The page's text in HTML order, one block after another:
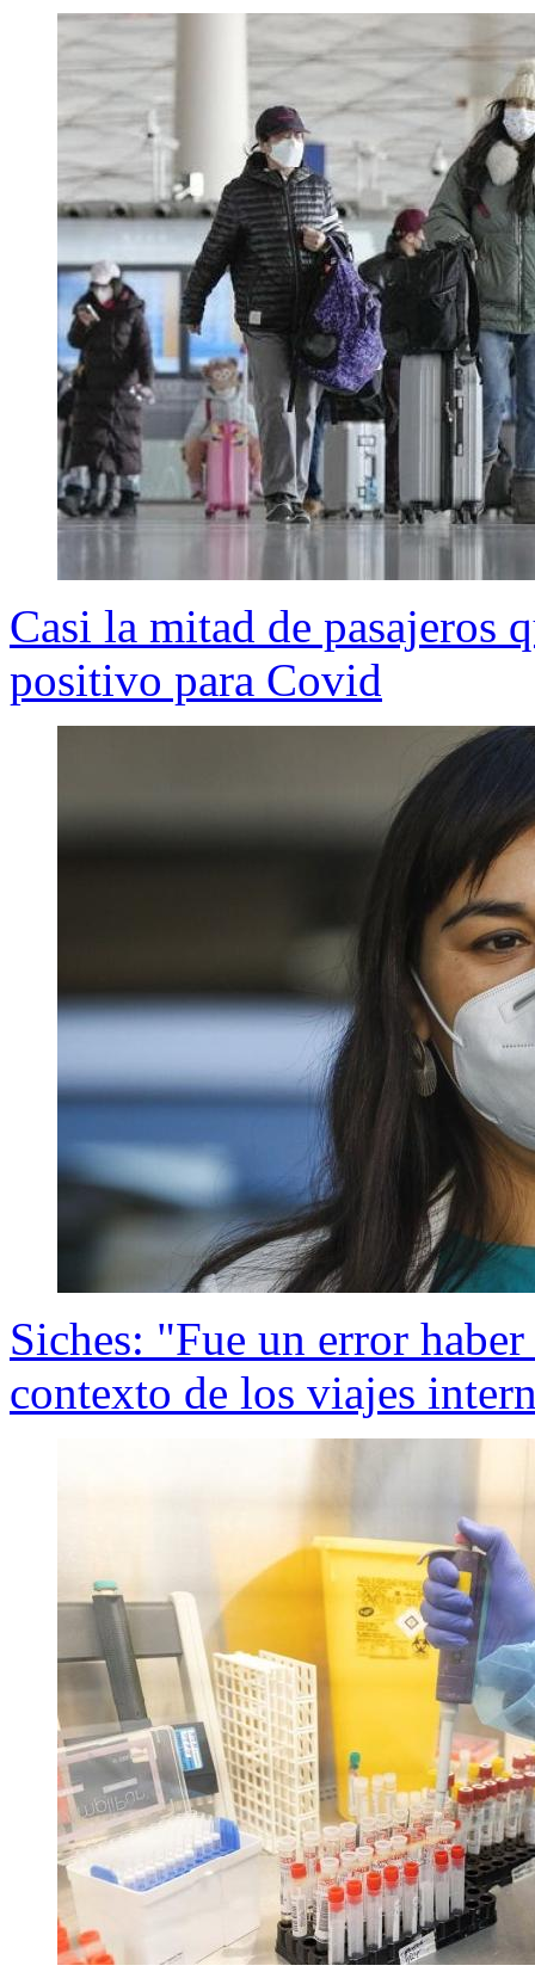
Casi la mitad de pasajeros
positivo para Covid
Siches: "Fue un error
contexto de los viajes